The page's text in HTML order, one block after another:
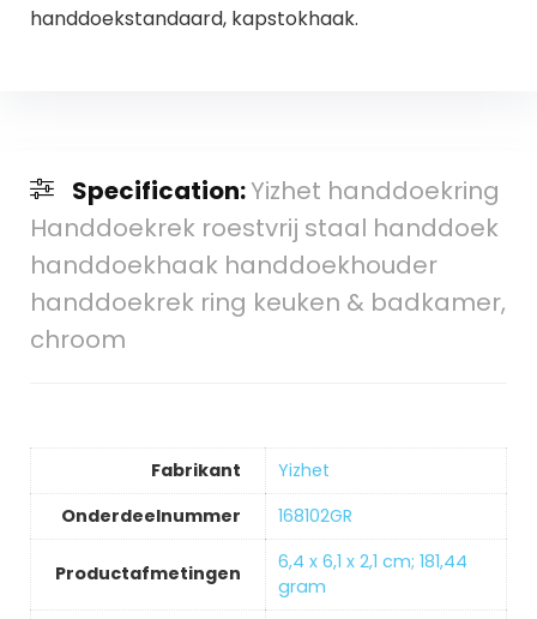
handdoekstandaard, kapstokhaak.
Specification:Yizhet handdoekring
Handdoekrek roestvrij staal handdoek
handdoekhaak handdoekhouder
handdoekrek ring keuken & badkamer,
chroom
Fabrikant
‎Yizhet
Onderdeelnummer
‎168102GR
Productafmetingen
‎6,4 x 6,1 x 2,1 cm; 181,44
gram